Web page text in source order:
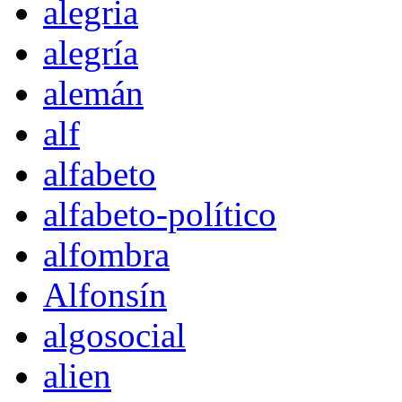
alegria
alegría
alemán
alf
alfabeto
alfabeto-político
alfombra
Alfonsín
algosocial
alien